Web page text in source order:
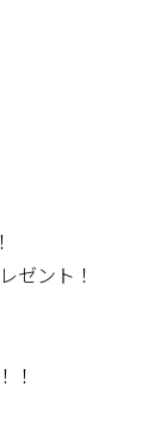
ゼント！
！